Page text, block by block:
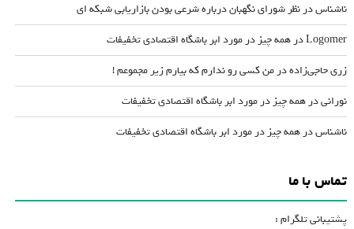
ناشناسدرنظر شورای نگهبان درباره شرعی بودن بازاریابی شبکه ای
Logomerدرهمه چیز در مورد ابر باشگاه اقتصادی تخفیفات
زری حاجی‌زادهدرمن کسی رو ندارم که بیارم زیر مجموعم !
نورانیدرهمه چیز در مورد ابر باشگاه اقتصادی تخفیفات
ناشناسدرهمه چیز در مورد ابر باشگاه اقتصادی تخفیفات
تماس با ما
پشتیبانی تلگرام :